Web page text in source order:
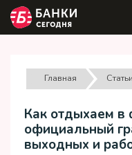
Главная
Как отдыхаем в
официальный
выходных и